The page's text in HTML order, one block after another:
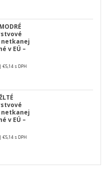
v EÚ –
|€5,14 s DPH
v EÚ –
|€5,14 s DPH